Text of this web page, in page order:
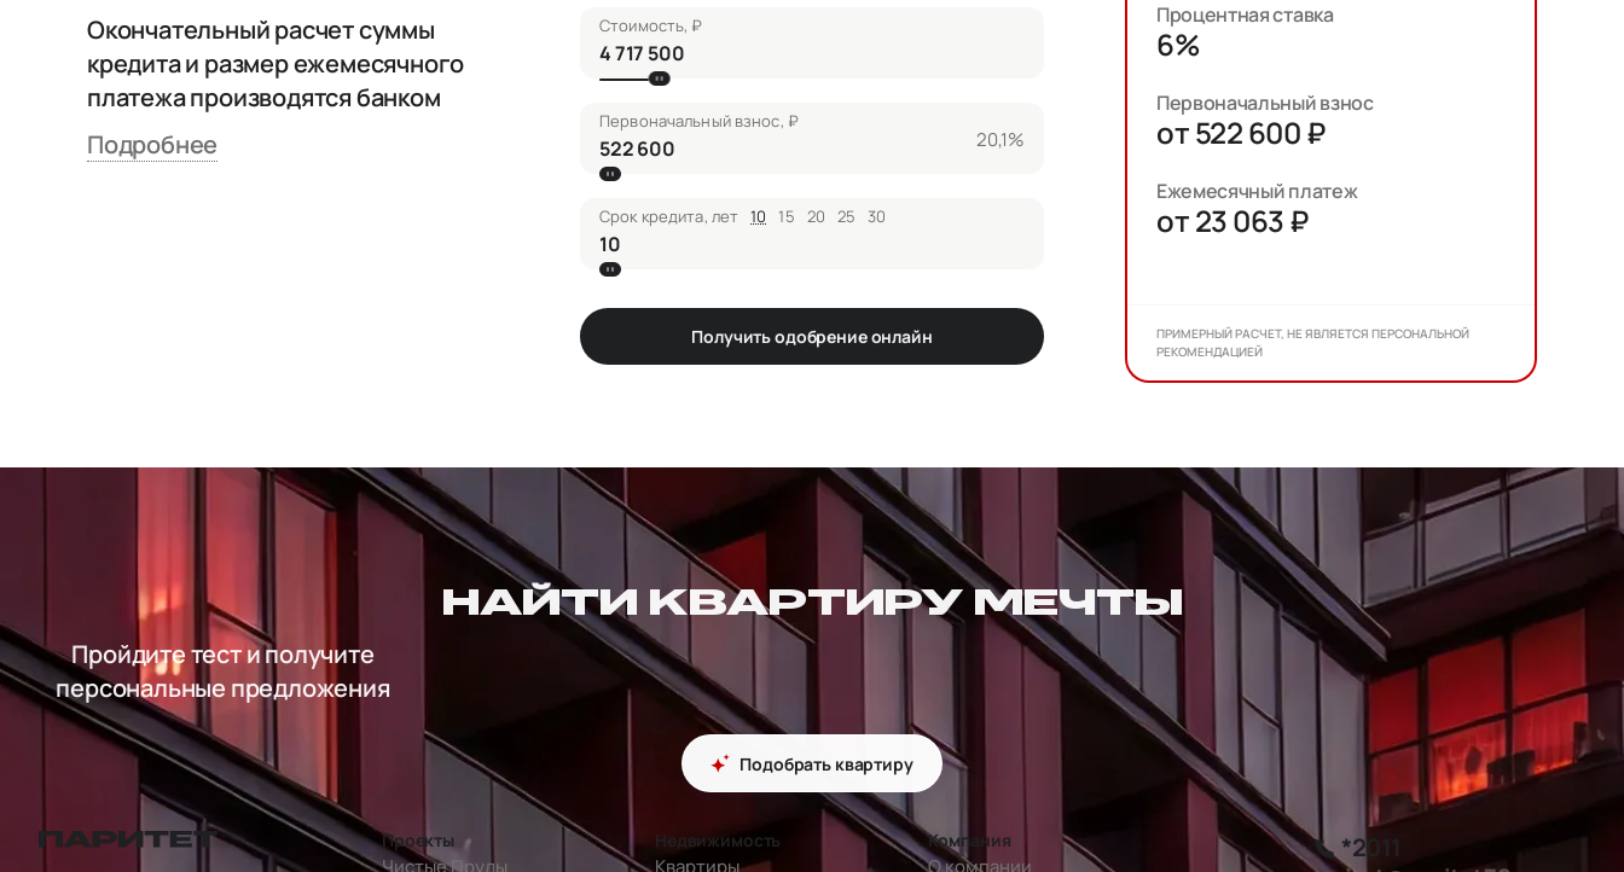
Окончательный расчет суммы
кредита и размер ежемесячного
платежа производятся банком
Подробнее
Стоимость, ₽
Первоначальный взнос, ₽
20,1%
Срок кредита, лет 10 15 20 25 30
Получить одобрение онлайн
Процентная ставка
6%
Первоначальный взнос
от 522 600 ₽
Ежемесячный платеж
от 23 063 ₽
ПРИМЕРНЫЙ РАСЧЕТ, НЕ ЯВЛЯЕТСЯ ПЕРСОНАЛЬНОЙ
РЕКОМЕНДАЦИЕЙ
НАЙТИ КВАРТИРУ МЕЧТЫ
Пройдите тест и получите
персональные предложения
Подобрать квартиру
перейти на главную страницу
Проекты
Чистые Пруды
Недвижимость
Квартиры
Компания
О компании
*2011